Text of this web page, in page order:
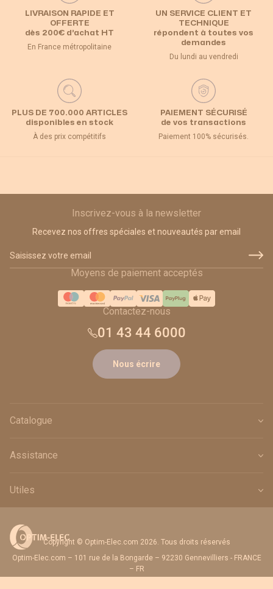
LIVRAISON RAPIDE ET
OFFERTE
dès 200€ d’achat HT
En France métropolitaine
UN SERVICE CLIENT ET
TECHNIQUE
répondent à toutes vos
demandes
Du lundi au vendredi
PLUS DE 700.000 ARTICLES
disponibles en stock
À des prix compétitifs
PAIEMENT SÉCURISÉ
de vos transactions
Paiement 100% sécurisés.
Inscrivez-vous à la newsletter
Recevez nos offres spéciales et nouveautés par email
Moyens de paiement acceptés
Contactez-nous
01 43 44 6000
Nous écrire
Catalogue
Assistance
Utiles
Copyright © Optim-Elec.com 2026. Tous droits réservés
Optim-Elec.com – 101 rue de la Bongarde – 92230 Gennevilliers - FRANCE
– FR